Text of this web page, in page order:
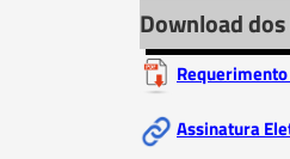
Download
Assinatura